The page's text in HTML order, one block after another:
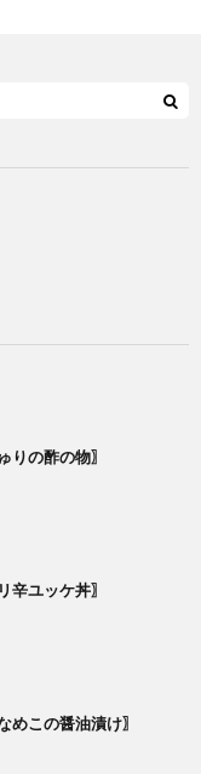
りの酢の物〗
辛ユッケ丼〗
めこの醤油漬け〗